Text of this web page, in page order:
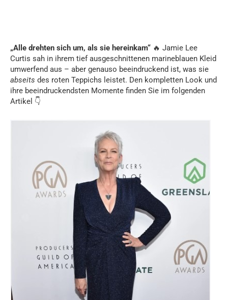
„Alle drehten sich um, als sie hereinkam“ 🔥 Jamie Lee
Curtis sah in ihrem tief ausgeschnittenen marineblauen Kleid
umwerfend aus – aber genauso beeindruckend ist, was sie
abseits des roten Teppichs leistet. Den kompletten Look und
ihre beeindruckendsten Momente finden Sie im folgenden
Artikel 👇